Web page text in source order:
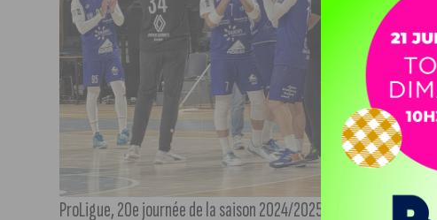
ProLigue, 20e journée de la saison 2024/2025, le DMH